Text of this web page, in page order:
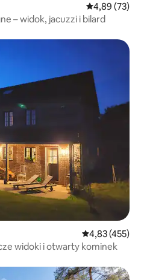
Średnia
4,89 (73)
– widok, jacuzzi i bilard
Średnia
4,83 (455)
widoki i otwarty kominek